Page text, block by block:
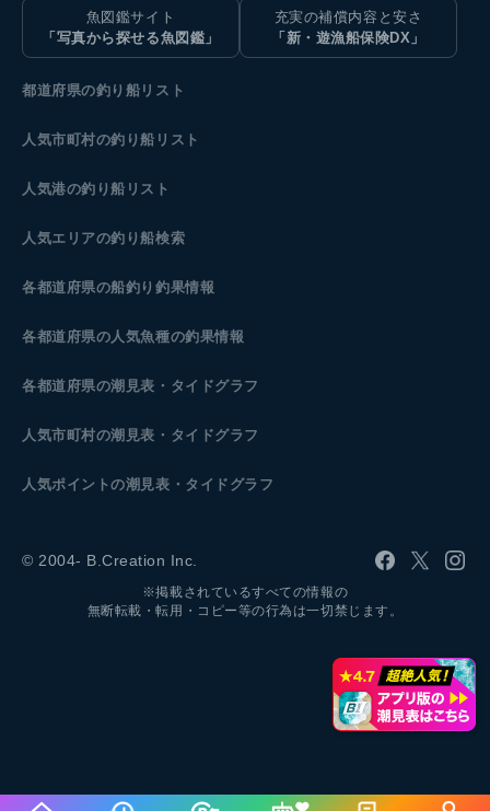
魚図鑑サイト
「写真から探せる魚図鑑」
充実の補償内容と安さ
「新・遊漁船保険DX」
都道府県の釣り船リスト
人気市町村の釣り船リスト
人気港の釣り船リスト
人気エリアの釣り船検索
各都道府県の船釣り釣果情報
各都道府県の人気魚種の釣果情報
各都道府県の潮見表 ・タイドグラフ
人気市町村の潮見表・タイドグラフ
人気ポイントの潮見表・タイドグラフ
© 2004- B.Creation Inc.
※掲載されているすべての情報の
無断転載・転用・コピー等の行為は一切禁じます。